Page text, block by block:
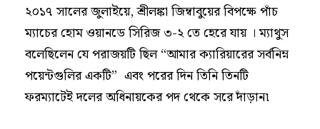
২০১৭ সালের জুলাইয়ে, শ্রীলঙ্কা জিম্বাবুয়ের বিপক্ষে পাঁচ
ম্যাচের হোম ওয়ানডে সিরিজ ৩-২ তে হেরে যায় । ম্যাথুস
বলেছিলেন যে পরাজয়টি ছিল “আমার ক্যারিয়ারের সর্বনিম্ন
পয়েন্টগুলির একটি” এবং পরের দিন তিনি তিনটি
ফরম্যাটেই দলের অধিনায়কের পদ থেকে সরে দাঁড়ান৷